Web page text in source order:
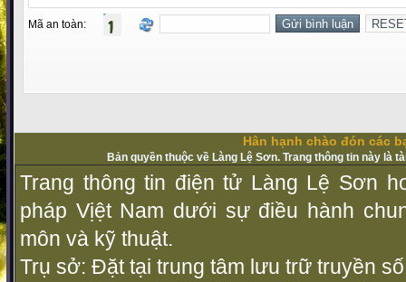
Mã an toàn:
Hân hạnh chào đón các
Bản quyền thuộc về Làng Lệ Sơn. Trang thông tin này là
Trang thông tin điện tử Làng Lệ Sơn
pháp Vịệt Nam dưới sự điều hành
môn và kỹ thuật.
Trụ sở: Đặt tại trung tâm lưu trữ truyền